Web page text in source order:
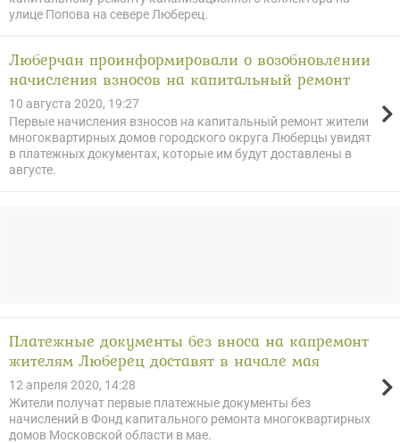
улице Попова на севере Люберец.
Люберчан проинформировали о возобновлении
начисления взносов на капитальный ремонт
10 августа 2020, 19:27
Первые начисления взносов на капитальный ремонт жители
многоквартирных домов городского округа Люберцы увидят
в платежных документах, которые им будут доставлены в
августе.
Платежные документы без вноса на капремонт
жителям Люберец доставят в начале мая
12 апреля 2020, 14:28
Жители получат первые платежные документы без
начислений в Фонд капитального ремонта многоквартирных
домов Московской области в мае.